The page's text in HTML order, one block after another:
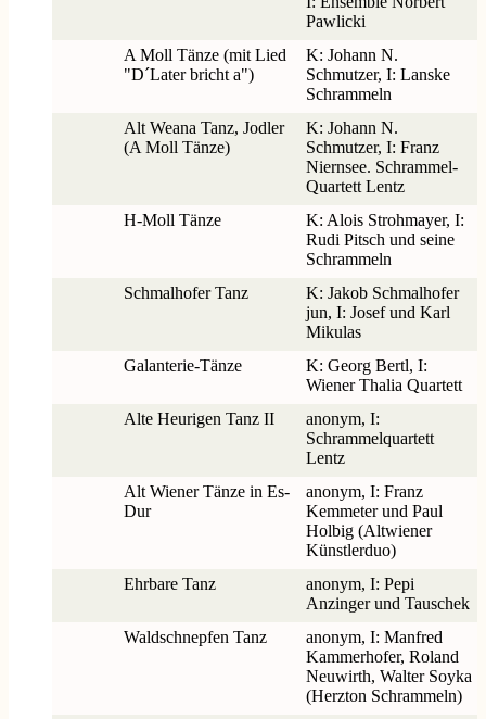
Pawlicki
A Moll Tänze (mit Lied
"D´Later bricht a")
K: Johann N.
Schmutzer, I: Lanske
Schrammeln
Alt Weana Tanz, Jodler
(A Moll Tänze)
K: Johann N.
Schmutzer, I: Franz
Niernsee. Schrammel-
Quartett Lentz
H-Moll Tänze
K: Alois Strohmayer, I:
Rudi Pitsch und seine
Schrammeln
Schmalhofer Tanz
K: Jakob Schmalhofer
jun, I: Josef und Karl
Mikulas
Galanterie-Tänze
K: Georg Bertl, I:
Wiener Thalia Quartett
Alte Heurigen Tanz II
anonym, I:
Schrammelquartett
Lentz
Alt Wiener Tänze in Es-
Dur
anonym, I: Franz
Kemmeter und Paul
Holbig (Altwiener
Künstlerduo)
Ehrbare Tanz
anonym, I: Pepi
Anzinger und Tauschek
Waldschnepfen Tanz
anonym, I: Manfred
Kammerhofer, Roland
Neuwirth, Walter Soyka
(Herzton Schrammeln)